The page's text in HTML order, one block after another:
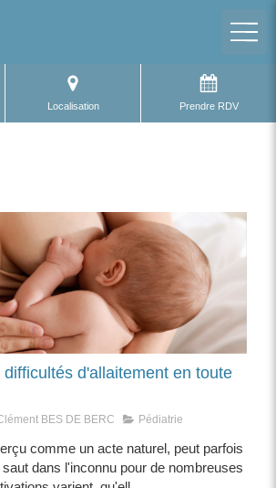
Localisation Prendre RDV
d'allaitement en toute
BES DE BERC Pédiatrie
comme un acte naturel, peut parfois
dans l'inconnu pour de nombreuses